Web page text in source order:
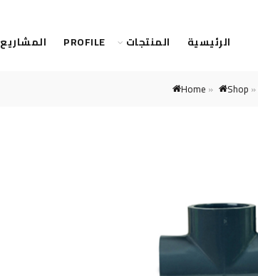
الرئيسية المنتجات PROFILE المشاريع
Home » Shop »